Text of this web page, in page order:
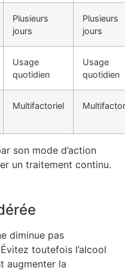
Plusieurs
jours
Plusieurs
jours
Usage
quotidien
Usage
quotidien
Multifactoriel
son mode d’action
un traitement continu.
diminue pas
toutefois l’alcool
augmenter la